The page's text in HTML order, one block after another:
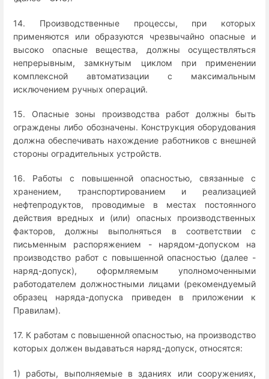
14. Производственные процессы, при которых
применяются или образуются чрезвычайно опасные и
высоко опасные вещества, должны осуществляться
непрерывным, замкнутым циклом при применении
комплексной автоматизации с максимальным
исключением ручных операций.
15. Опасные зоны производства работ должны быть
ограждены либо обозначены. Конструкция оборудования
должна обеспечивать нахождение работников с внешней
стороны оградительных устройств.
16. Работы с повышенной опасностью, связанные с
хранением, транспортированием и реализацией
нефтепродуктов, проводимые в местах постоянного
действия вредных и (или) опасных производственных
факторов, должны выполняться в соответствии с
письменным распоряжением - нарядом-допуском на
производство работ с повышенной опасностью (далее -
наряд-допуск), оформляемым уполномоченными
работодателем должностными лицами (рекомендуемый
образец наряда-допуска приведен в приложении к
Правилам).
17. К работам с повышенной опасностью, на производство
которых должен выдаваться наряд-допуск, относятся:
1) работы, выполняемые в зданиях или сооружениях,